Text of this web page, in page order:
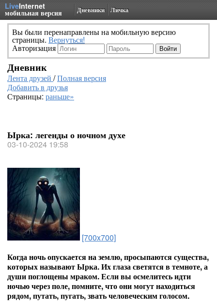
LiveInternet
мобильная версия Дневники Личка
Вы были перенаправлены на мобильную версию
страницы. Вернуться!
Авторизация
Дневник
Лента друзей /Полная версия
Добавить в друзья
Страницы: раньше»
Ырка: легенды о ночном духе
03-10-2024 19:58
[700x700]
Когда ночь опускается на землю, просыпаются существа,
которых называют Ырка. Их глаза светятся в темноте, а
души поглощены мраком. Если вы осмелитесь идти
ночью через поле, помните, что они могут находиться
рядом, путать, пугать, звать человеческим голосом.